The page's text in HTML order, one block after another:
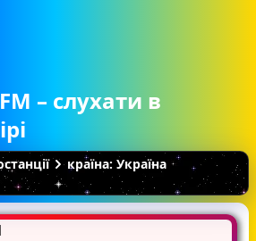
– слухати в
країна: Україна